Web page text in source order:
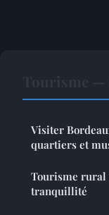
Visiter
quartiers et
Tourisme rural
tranquillité